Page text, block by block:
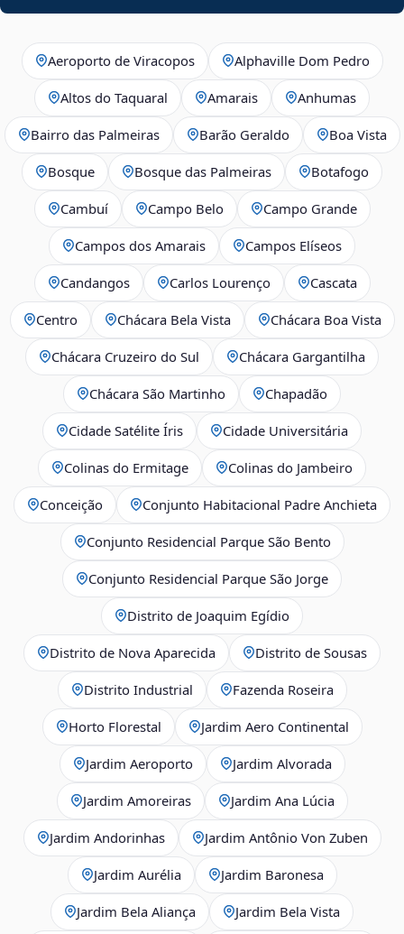
Aeroporto de Viracopos Alphaville Dom Pedro
Altos do Taquaral Amarais Anhumas
Bairro das Palmeiras Barão Geraldo Boa Vista
Bosque Bosque das Palmeiras Botafogo
Cambuí Campo Belo Campo Grande
Campos dos Amarais Campos Elíseos
Candangos Carlos Lourenço Cascata
Centro Chácara Bela Vista Chácara Boa Vista
Chácara Cruzeiro do Sul Chácara Gargantilha
Chácara São Martinho Chapadão
Cidade Satélite Íris Cidade Universitária
Colinas do Ermitage Colinas do Jambeiro
Conceição Conjunto Habitacional Padre Anchieta
Conjunto Residencial Parque São Bento
Conjunto Residencial Parque São Jorge
Distrito de Joaquim Egídio
Distrito de Nova Aparecida Distrito de Sousas
Distrito Industrial Fazenda Roseira
Horto Florestal Jardim Aero Continental
Jardim Aeroporto Jardim Alvorada
Jardim Amoreiras Jardim Ana Lúcia
Jardim Andorinhas Jardim Antônio Von Zuben
Jardim Aurélia Jardim Baronesa
Jardim Bela Aliança Jardim Bela Vista